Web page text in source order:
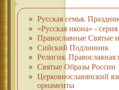
Русская семья.
«Русская икона» -
Православные Святые
Сийский Подлинник
Религия.
Святые Образы России
Церковнославянский
орнаменты